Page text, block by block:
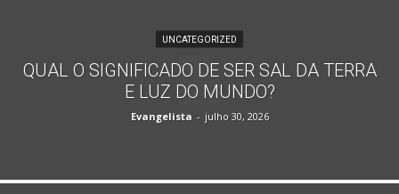
UNCATEGORIZED
QUAL O SIGNIFICADO DE SER SAL DA TERRA
E LUZ DO MUNDO?
Evangelista - julho 30, 2026